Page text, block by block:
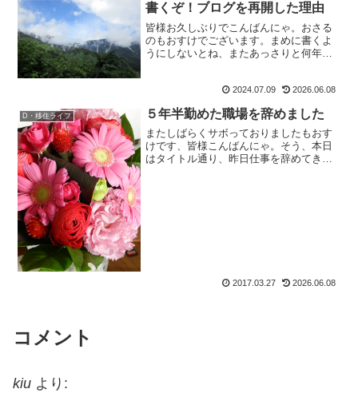
書くぞ！ブログを再開した理由
皆様お久しぶりでこんばんにゃ。おさる
のもおすけでございます。まめに書くよ
うにしないとね、またあっさりと何年も
ます。ブログを再開した理由ずーいぶん
2024.07.09 2026.06.08
D・移住ライフ ５年半勤めた職場を辞めました
またしばらくサボっておりましたもおす
けです、皆様こんばんにゃ。そう、本日
はタイトル通り、昨日仕事を辞めてきた
2017.03.27 2026.06.08
コメント
kiu より: